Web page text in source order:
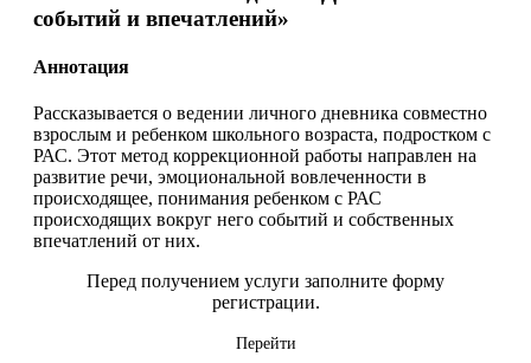
событий и впечатлений»
Аннотация
Рассказывается о ведении личного дневника совместно
взрослым и ребенком школьного возраста, подростком с
РАС. Этот метод коррекционной работы направлен на
развитие речи, эмоциональной вовлеченности в
происходящее, понимания ребенком с РАС
происходящих вокруг него событий и собственных
впечатлений от них.
Перед получением услуги заполните форму
регистрации.
Перейти